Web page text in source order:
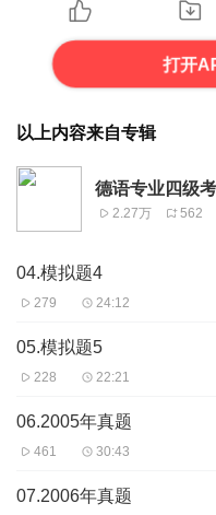
打开
以上内容来自专辑
德语专业四级
2.27万 562
04.模拟题4
279 24:12
05.模拟题5
228 22:21
06.2005年真题
461 30:43
07.2006年真题